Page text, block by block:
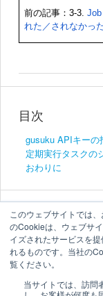
このウェブサイトでは
のCookieは、ウェブサ
イズされたサービスを
れるものです。当社の
覧ください。
当サイトでは、訪問
前の記事：3-3.
れた／されなかっ
目次
gusuku APIキーの
定期実行タスクの
おわりに